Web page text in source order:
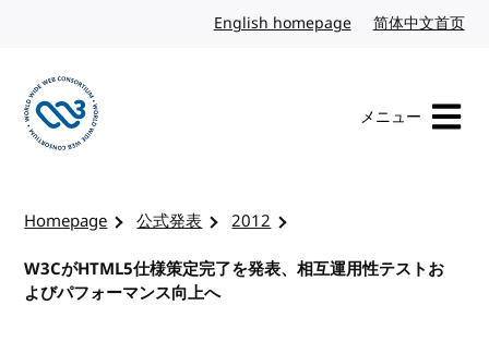
English homepage英語简体中文首页中
メニュー
Homepage 公式発表
2012
W3CがHTML5仕様策定完了を発表、相互運用性テストお
よびパフォーマンス向上へ